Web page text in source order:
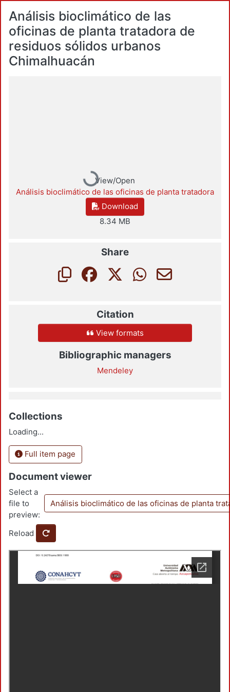
Análisis bioclimático de las
oficinas de planta tratadora de
residuos sólidos urbanos
Chimalhuacán
Loading...View/Open
Análisis bioclimático de las oficinas de planta tratadora
Download
8.34 MB
Share
Citation
View formats
Bibliographic managers
Mendeley
Collections
Loading...
Full item page
Document viewer
Select a
file to
preview:
Análisis bioclimático de las oficinas de planta
Reload